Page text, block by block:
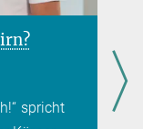
spricht